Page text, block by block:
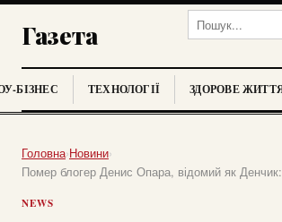
Газета
БІЗНЕС ТЕХНОЛОГІЇ ЗДОРОВЕ
Головна›Новини›
Помер блогер Денис Опара, відомий як
NEWS